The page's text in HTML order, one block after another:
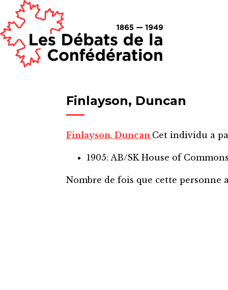
Finlayson, Duncan
Finlayson, Duncan Cet individu a
1905: AB/SK House of
Nombre de fois que cette personne